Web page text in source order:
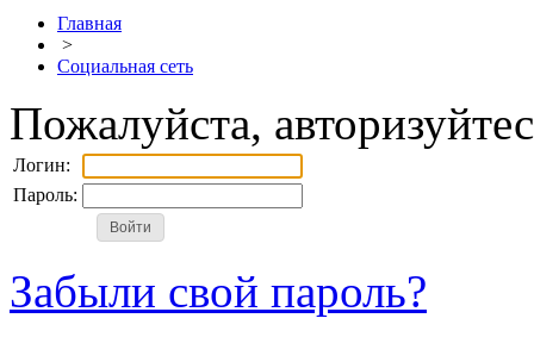
Главная
>
Социальная сеть
Пожалуйста,
Логин:
Пароль:
Забыли свой пароль?